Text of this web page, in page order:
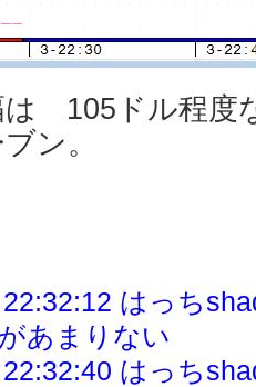
は 105ドル程度
ン。
22:32:12 はっち
あまりない
22:32:40 はっち